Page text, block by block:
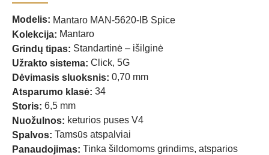
Modelis: Mantaro MAN-5620-IB Spice
Kolekcija: Mantaro
Grindų tipas: Standartinė – išilginė
Užrakto sistema: Click, 5G
Dėvimasis sluoksnis: 0,70 mm
Atsparumo klasė: 34
Storis: 6,5 mm
Nuožulnos: keturios puses V4
Spalvos: Tamsūs atspalviai
Panaudojimas: Tinka šildomoms grindims, atsparios